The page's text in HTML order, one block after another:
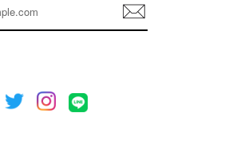
ります。 またお探しの商品がござ
登
録